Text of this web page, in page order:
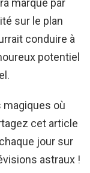
marqué par
sur le plan
conduire à
potentiel
où
cet article
jour sur
astraux !